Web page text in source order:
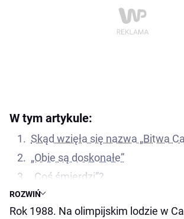
W tym artykule:
ROZWIŃ
Skąd wzięła się nazwa „Bitwa
„Obie są doskonałe”
„Coś śmierdzi”?
Debi Thomas wypalona?
Rok 1988. Na olimpijskim lodzie w